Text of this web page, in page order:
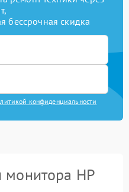
бессрочная скидка
конфиденциальности
монитора HP